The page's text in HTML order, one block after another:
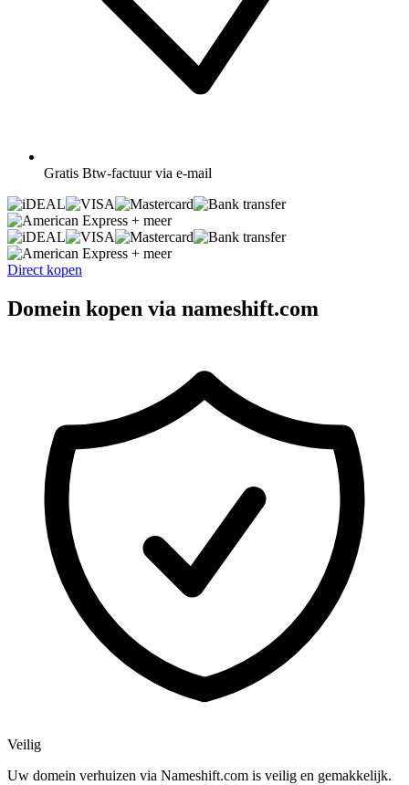
Gratis Btw-factuur via e-mail
+ meer
+ meer
Direct kopen
Domein kopen via nameshift.com
Veilig
Uw domein verhuizen via Nameshift.com is veilig en gemakkelijk.